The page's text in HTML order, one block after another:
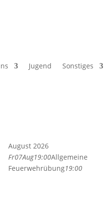
Jugend Sonstiges
August 2026
Fr07Aug19:00Allgemeine
Feuerwehrübung19:00